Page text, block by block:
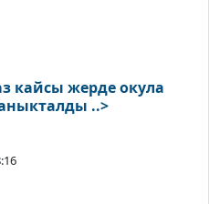
кайсы жерде окула
..>